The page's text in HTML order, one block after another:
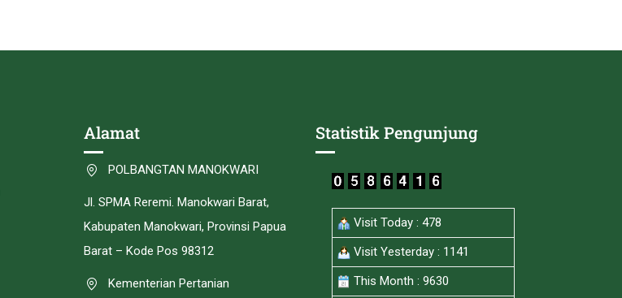
Alamat
POLBANGTAN MANOKWARI
Jl. SPMA Reremi. Manokwari Barat,
Kabupaten Manokwari, Provinsi Papua
Barat – Kode Pos 98312
Kementerian Pertanian
Statistik Pengunjung
Visit Today : 478
Visit Yesterday : 1141
This Month : 9630